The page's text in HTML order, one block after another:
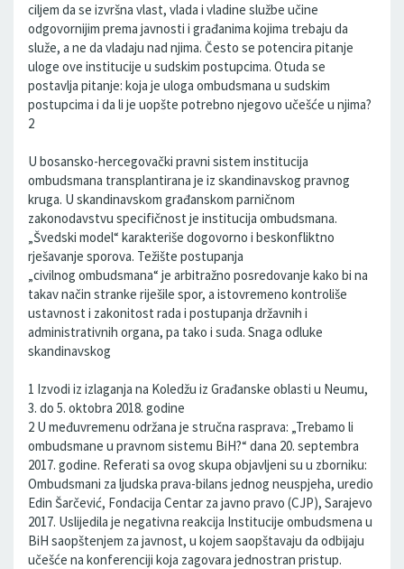
ciljem da se izvršna vlast, vlada i vladine službe učine
odgovornijim prema javnosti i građanima kojima trebaju da
služe, a ne da vladaju nad njima. Često se potencira pitanje
uloge ove institucije u sudskim postupcima. Otuda se
postavlja pitanje: koja je uloga ombudsmana u sudskim
postupcima i da li je uopšte potrebno njegovo učešće u njima?
2
U bosansko-hercegovački pravni sistem institucija
ombudsmana transplantirana je iz skandinavskog pravnog
kruga. U skandinavskom građanskom parničnom
zakonodavstvu specifičnost je institucija ombudsmana.
„Švedski model“ karakteriše dogovorno i beskonfliktno
rješavanje sporova. Težište postupanja
„civilnog ombudsmana“ je arbitražno posredovanje kako bi na
takav način stranke riješile spor, a istovremeno kontroliše
ustavnost i zakonitost rada i postupanja državnih i
administrativnih organa, pa tako i suda. Snaga odluke
skandinavskog
1 Izvodi iz izlaganja na Koledžu iz Građanske oblasti u Neumu,
3. do 5. oktobra 2018. godine
2 U međuvremenu održana je stručna rasprava: „Trebamo li
ombudsmane u pravnom sistemu BiH?“ dana 20. septembra
2017. godine. Referati sa ovog skupa objavljeni su u zborniku:
Ombudsmani za ljudska prava-bilans jednog neuspjeha, uredio
Edin Šarčević, Fondacija Centar za javno pravo (CJP), Sarajevo
2017. Uslijedila je negativna reakcija Institucije ombudsmena u
BiH saopštenjem za javnost, u kojem saopštavaju da odbijaju
učešće na konferenciji koja zagovara jednostran pristup.